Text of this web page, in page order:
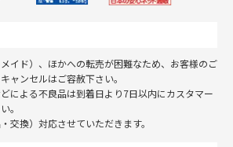
イド）、ほかへの転売が困難なため、お客様のご
ャンセルはご容赦下さい。
による不良品は到着日より7日以内にカスタマー
。
交換）対応させていただきます。